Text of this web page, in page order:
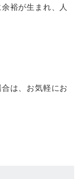
裕が生まれ、人
は、お気軽にお